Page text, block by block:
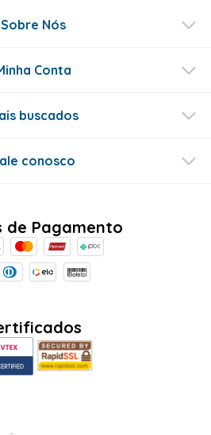
Sobre Nós
Conta
buscados
conosco
de Pagamento